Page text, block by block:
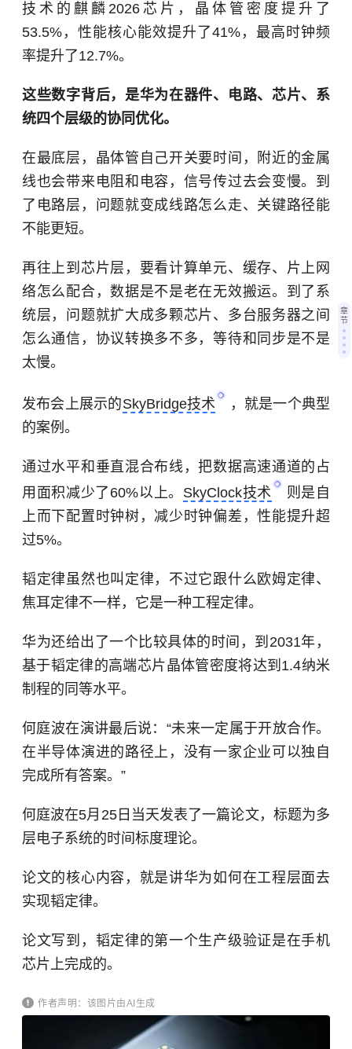
技术的麒麟2026芯片，晶体管密度提升了
53.5%，性能核心能效提升了41%，最高时钟频
率提升了12.7%。
这些数字背后，是华为在器件、电路、芯片、系
统四个层级的协同优化。
在最底层，晶体管自己开关要时间，附近的金属
线也会带来电阻和电容，信号传过去会变慢。到
了电路层，问题就变成线路怎么走、关键路径能
不能更短。
再往上到芯片层，要看计算单元、缓存、片上网
络怎么配合，数据是不是老在无效搬运。到了系
统层，问题就扩大成多颗芯片、多台服务器之间
怎么通信，协议转换多不多，等待和同步是不是
太慢。
发布会上展示的SkyBridge技术
，就是一个典型
的案例。
通过水平和垂直混合布线，把数据高速通道的占
用面积减少了60%以上。 SkyClock技术
则是自
上而下配置时钟树，减少时钟偏差，性能提升超
过5%。
韬定律虽然也叫定律，不过它跟什么欧姆定律、
焦耳定律不一样，它是一种工程定律。
华为还给出了一个比较具体的时间，到2031年，
基于韬定律的高端芯片晶体管密度将达到1.4纳米
制程的同等水平。
何庭波在演讲最后说：“未来一定属于开放合作。
在半导体演进的路径上，没有一家企业可以独自
完成所有答案。”
何庭波在5月25日当天发表了一篇论文，标题为多
层电子系统的时间标度理论。
论文的核心内容，就是讲华为如何在工程层面去
实现韬定律。
论文写到，韬定律的第一个生产级验证是在手机
芯片上完成的。
作者声明：该图片由AI生成
章
节